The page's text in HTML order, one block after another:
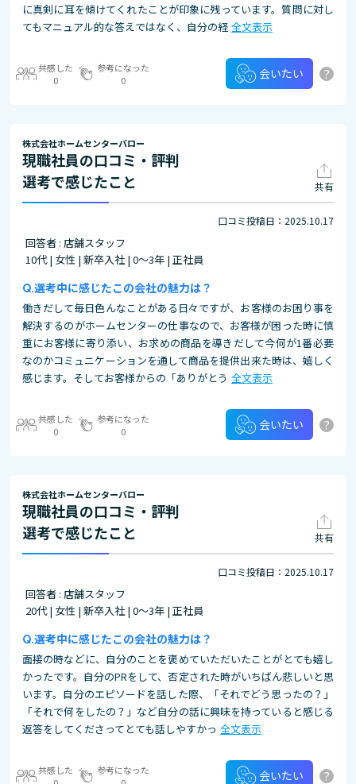
に真剣に耳を傾けてくれたことが印象に残っています。質問に対し
てもマニュアル的な答えではなく、自分の経 全文表示
共感した
0
参考になった
0
会いたい ?
株式会社ホームセンターバロー
現職社員の口コミ・評判
選考で感じたこと
共有
口コミ投稿日：2025.10.17
回答者 : 店舗スタッフ
10代 | 女性 | 新卒入社 | 0～3年 | 正社員
選考中に感じたこの会社の魅力は？
働きだして毎日色んなことがある日々ですが、お客様のお困り事を
解決するのがホームセンターの仕事なので、お客様が困った時に慎
重にお客様に寄り添い、お求めの商品を導きだして今何が1番必要
なのかコミュニケーションを通して商品を提供出来た時は、嬉しく
感じます。そしてお客様からの「ありがとう 全文表示
共感した
0
参考になった
0
会いたい ?
株式会社ホームセンターバロー
現職社員の口コミ・評判
選考で感じたこと
共有
口コミ投稿日：2025.10.17
回答者 : 店舗スタッフ
20代 | 女性 | 新卒入社 | 0～3年 | 正社員
選考中に感じたこの会社の魅力は？
面接の時などに、自分のことを褒めていただいたことがとても嬉し
かったです。自分のPRをして、否定された時がいちばん悲しいと思
います。自分のエピソードを話した際、「それでどう思ったの？」
「それで何をしたの？」など自分の話に興味を持っていると感じる
返答をしてくださってとても話しやすかっ 全文表示
共感した
参考になった
会いたい ?